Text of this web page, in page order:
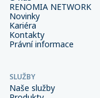
RENOMIA NETWORK
Novinky
Kariéra
Kontakty
Právní informace
SLUŽBY
Naše služby